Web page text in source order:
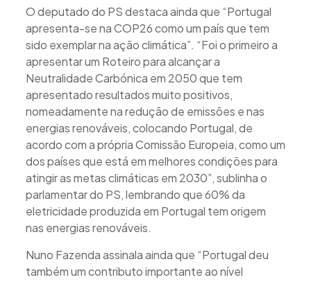
O deputado do PS destaca ainda que “Portugal
apresenta-se na COP26 como um país que tem
sido exemplar na ação climática”. “Foi o primeiro a
apresentar um Roteiro para alcançar a
Neutralidade Carbónica em 2050 que tem
apresentado resultados muito positivos,
nomeadamente na redução de emissões e nas
energias renováveis, colocando Portugal, de
acordo com a própria Comissão Europeia, como um
dos países que está em melhores condições para
atingir as metas climáticas em 2030”, sublinha o
parlamentar do PS, lembrando que 60% da
eletricidade produzida em Portugal tem origem
nas energias renováveis.
Nuno Fazenda assinala ainda que “Portugal deu
também um contributo importante ao nível